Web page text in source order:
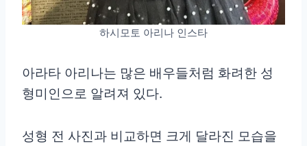
하시모토 아리나 인스타
아라타 아리나는 많은 배우들처럼 화려한 성
형미인으로 알려져 있다.
성형 전 사진과 비교하면 크게 달라진 모습을